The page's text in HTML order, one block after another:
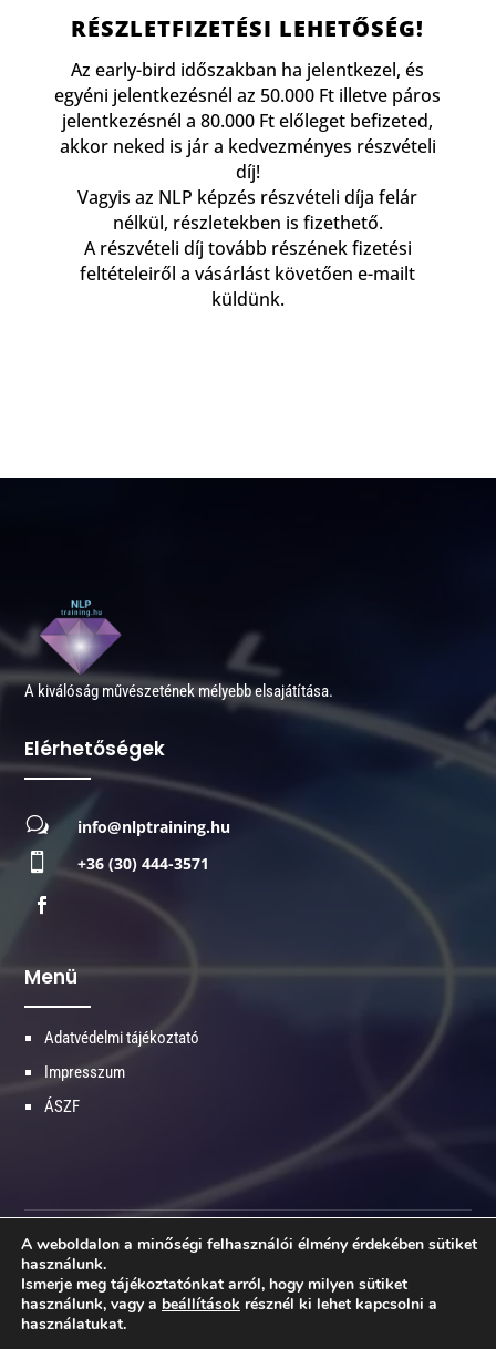
RÉSZLETFIZETÉSI LEHETŐSÉG!
Az early-bird időszakban ha jelentkezel, és
egyéni jelentkezésnél az 50.000 Ft illetve páros
jelentkezésnél a 80.000 Ft előleget befizeted,
akkor neked is jár a kedvezményes részvételi
díj!
Vagyis az NLP képzés részvételi díja felár
nélkül, részletekben is fizethető.
A részvételi díj tovább részének fizetési
feltételeiről a vásárlást követően e-mailt
küldünk.
A kiválóság művészetének mélyebb elsajátítása.
Elérhetőségek
w info@nlptraining.hu
 +36 (30) 444-3571
Menü
Adatvédelmi tájékoztató
Impresszum
ÁSZF
© 2026 Minden jog fenntartva - NLPtraining.hu
Made with ♥ bykiszervezettmarketing.hu
A weboldalon a minőségi felhasználói élmény érdekében sütiket
használunk.
Ismerje meg tájékoztatónkat arról, hogy milyen sütiket
használunk, vagy a beállítások résznél ki lehet kapcsolni a
használatukat.